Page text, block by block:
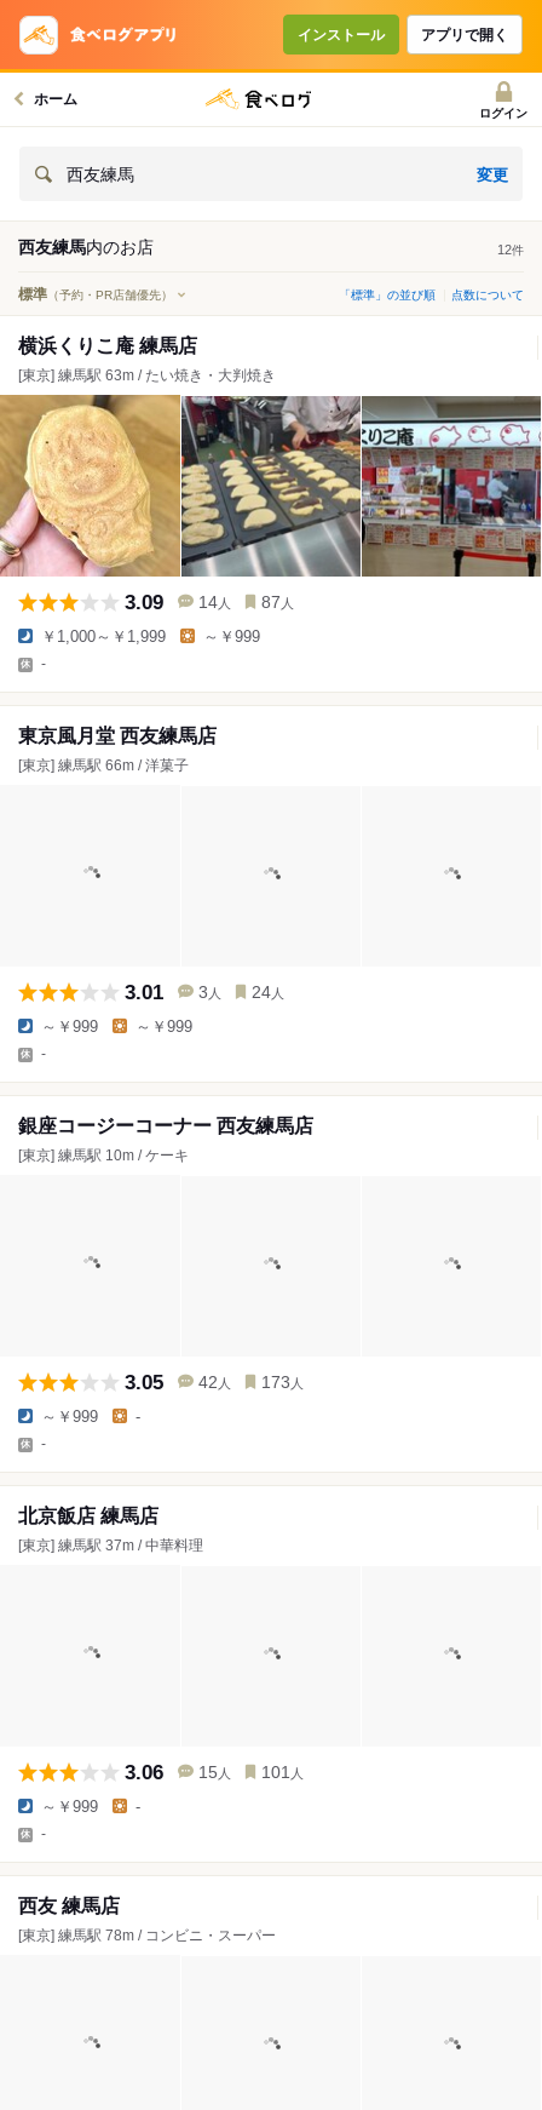
インストール アプリで開く
ホーム
ログイン
西友練馬 変更
西友練馬内のお店 12件
標準 （予約・PR店舗優先） 「標準」の並び順 点数について
横浜くりこ庵 練馬店
[東京] 練馬駅 63m / たい焼き・大判焼き
3.09 14 人 87 人
￥1,000～￥1,999 ～￥999
-
東京風月堂 西友練馬店
[東京] 練馬駅 66m / 洋菓子
3.01 3 人 24 人
～￥999 ～￥999
-
銀座コージーコーナー 西友練馬店
[東京] 練馬駅 10m / ケーキ
3.05 42 人 173 人
～￥999 -
-
北京飯店 練馬店
[東京] 練馬駅 37m / 中華料理
3.06 15 人 101 人
～￥999 -
-
西友 練馬店
[東京] 練馬駅 78m / コンビニ・スーパー